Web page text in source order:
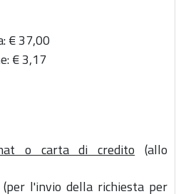
€ 37,00
€ 3,17
o carta di credito (allo
(per l'invio della richiesta per